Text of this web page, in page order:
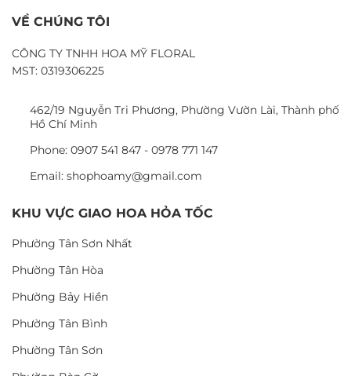
VỀ CHÚNG TÔI
CÔNG TY TNHH HOA MỸ FLORAL
MST: 0319306225
462/19 Nguyễn Tri Phương, Phường Vườn Lài, Thành phố
Hồ Chí Minh
Phone: 0907 541 847 - 0978 771 147
Email: shophoamy@gmail.com
KHU VỰC GIAO HOA HỎA TỐC
Phường Tân Sơn Nhất
Phường Tân Hòa
Phường Bảy Hiền
Phường Tân Bình
Phường Tân Sơn